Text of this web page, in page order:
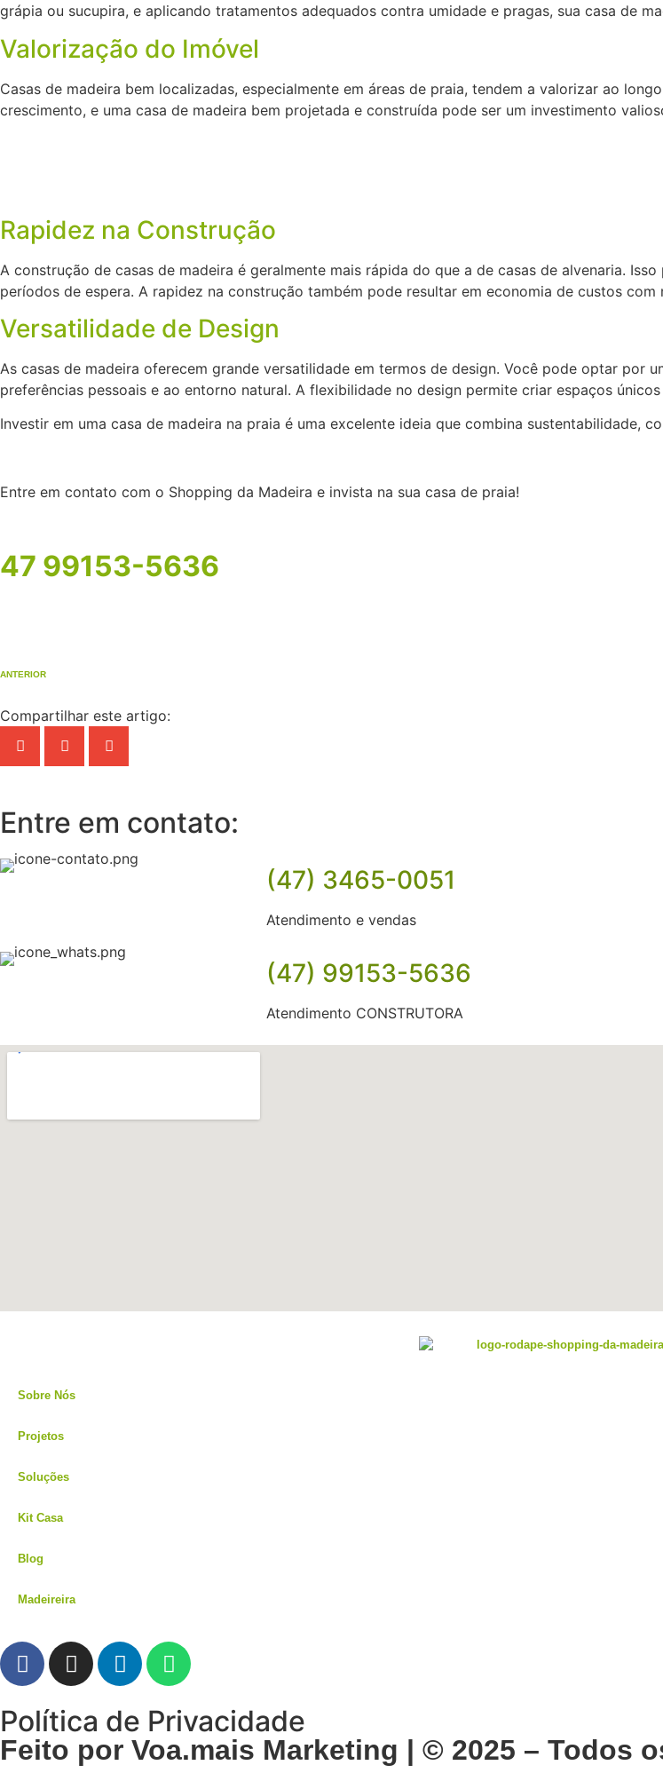
grápia ou sucupira, e aplicando tratamentos adequados contra umidade e pragas, sua casa de
Valorização do Imóvel
Casas de madeira bem localizadas, especialmente em áreas de praia, tendem a valorizar ao
crescimento, e uma casa de madeira bem projetada e construída pode ser um investimento
Rapidez na Construção
A construção de casas de madeira é geralmente mais rápida do que a de casas de alvenaria.
períodos de espera. A rapidez na construção também pode resultar em economia de custos com
Versatilidade de Design
As casas de madeira oferecem grande versatilidade em termos de design. Você pode optar por
preferências pessoais e ao entorno natural. A flexibilidade no design permite criar espaços
Investir em uma casa de madeira na praia é uma excelente ideia que combina sustentabilidade,
Entre em contato com o Shopping da Madeira e invista na sua casa de praia!
47 99153-5636
ANTERIOR
Compartilhar este artigo:
Entre em contato:
(47) 3465-0051
Atendimento e vendas
(47) 99153-5636
Atendimento CONSTRUTORA
Sobre Nós
Projetos
Soluções
Kit Casa
Blog
Madeireira
Política de Privacidade
Feito por Voa.mais Marketing | © 2025 – Todos